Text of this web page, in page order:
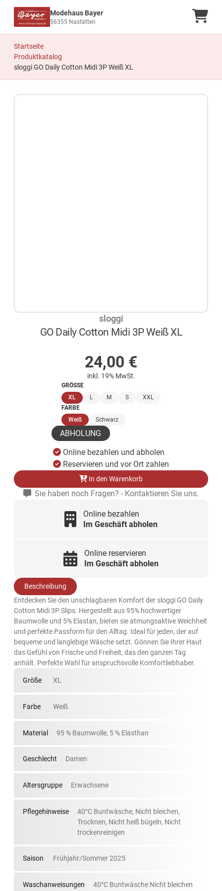
Modehaus Bayer
56355 Nastätten
Startseite
Produktkatalog
sloggi GO Daily Cotton Midi 3P Weiß XL
sloggi
GO Daily Cotton Midi 3P Weiß XL
24,00 €
inkl. 19% MwSt.
GRÖSSE
XL(ausgewählt)
L M S
XXL
FARBE
Weiß(ausgewählt)
Schwarz
ABHOLUNG
Online bezahlen und abholen
Reservieren und vor Ort zahlen
In den Warenkorb
Sie haben noch Fragen? - Kontaktieren Sie uns.
Online bezahlen
Im Geschäft abholen
Online reservieren
Im Geschäft abholen
Beschreibung
Entdecken Sie den unschlagbaren Komfort der sloggi GO Daily
Cotton Midi 3P Slips. Hergestellt aus 95% hochwertiger
Baumwolle und 5% Elastan, bieten sie atmungsaktive Weichheit
und perfekte Passform für den Alltag. Ideal für jeden, der auf
bequeme und langlebige Wäsche setzt. Gönnen Sie Ihrer Haut
das Gefühl von Frische und Freiheit, das den ganzen Tag
anhält. Perfekte Wahl für anspruchsvolle Komfortliebhaber.
Größe XL
Farbe Weiß
Material 95 % Baumwolle, 5 % Elasthan
Geschlecht Damen
Altersgruppe Erwachsene
Pflegehinweise
40°C Buntwäsche, Nicht bleichen,
Trocknen, Nicht heiß bügeln, Nicht
trockenreinigen
Saison Frühjahr/Sommer 2025
Waschanweisungen 40°C Buntwäsche Nicht bleichen